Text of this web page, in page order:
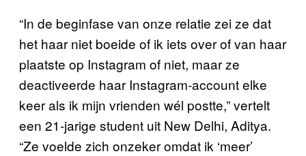
“In de beginfase van onze relatie zei ze dat
het haar niet boeide of ik iets over of van haar
plaatste op Instagram of niet, maar ze
deactiveerde haar Instagram-account elke
keer als ik mijn vrienden wél postte,” vertelt
een 21-jarige student uit New Delhi, Aditya.
“Ze voelde zich onzeker omdat ik ‘meer’